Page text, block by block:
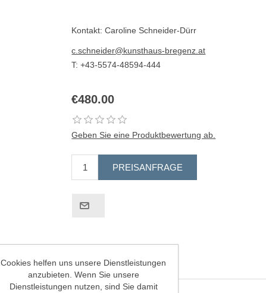
Kontakt: Caroline Schneider-Dürr
c.schneider@kunsthaus-bregenz.at
T: +43-5574-48594-444
€480.00
Geben Sie eine Produktbewertung ab.
Cookies helfen uns unsere Dienstleistungen
anzubieten. Wenn Sie unsere
Dienstleistungen nutzen, sind Sie damit